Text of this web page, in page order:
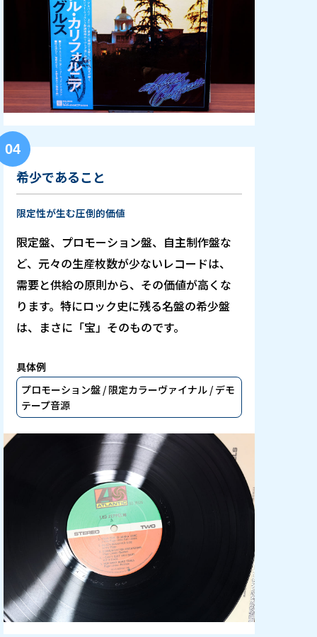
04
希少であること
限定性が生む圧倒的価値
限定盤、プロモーション盤、自主制作盤な
ど、元々の生産枚数が少ないレコードは、
需要と供給の原則から、その価値が高くな
ります。特にロック史に残る名盤の希少盤
は、まさに「宝」そのものです。
具体例
プロモーション盤 / 限定カラーヴァイナル / デモ
テープ音源